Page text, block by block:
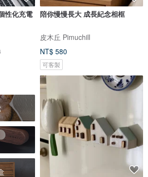
性化充電
陪你慢慢長大 成長紀念相框
皮木丘 Pimuchill
NT$ 580
可客製